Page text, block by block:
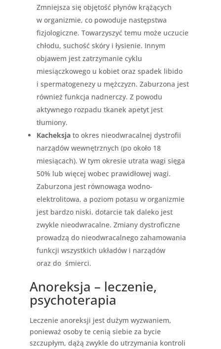
Zmniejsza się objętość płynów krążących
w organizmie, co powoduje następstwa
fizjologiczne. Towarzyszyć temu może uczucie
chłodu, suchość skóry i łysienie. Innym
objawem jest zatrzymanie cyklu
miesiączkowego u kobiet oraz spadek libido
i spermatogenezy u mężczyzn. Zaburzona jest
również funkcja nadnerczy. Z powodu
aktywnego rozpadu tkanek apetyt jest
tłumiony.
Kacheksjato okres nieodwracalnej dystrofii
narządów wewnętrznych (po około 18
miesiącach). W tym okresie utrata wagi sięga
50% lub więcej wobec prawidłowej wagi.
Zaburzona jest równowaga wodno-
elektrolitowa, a poziom potasu w organizmie
jest bardzo niski. dotarcie tak daleko jest
zwykle nieodwracalne. Zmiany dystroficzne
prowadzą do nieodwracalnego zahamowania
funkcji wszystkich układów i narządów
oraz do śmierci.
Anoreksja – leczenie,
psychoterapia
Leczenie anoreksji jest dużym wyzwaniem,
ponieważ osoby te cenią siebie za bycie
szczupłym, dążą zwykle do utrzymania kontroli